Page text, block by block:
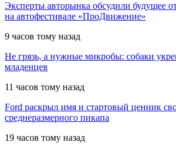
Эксперты авторынка обсудили будущее
на автофестивале «ПроДвижение»
9 часов тому назад
Не грязь, а нужные микробы: собаки
младенцев
11 часов тому назад
Ford раскрыл имя и стартовый ценник
среднеразмерного пикапа
19 часов тому назад